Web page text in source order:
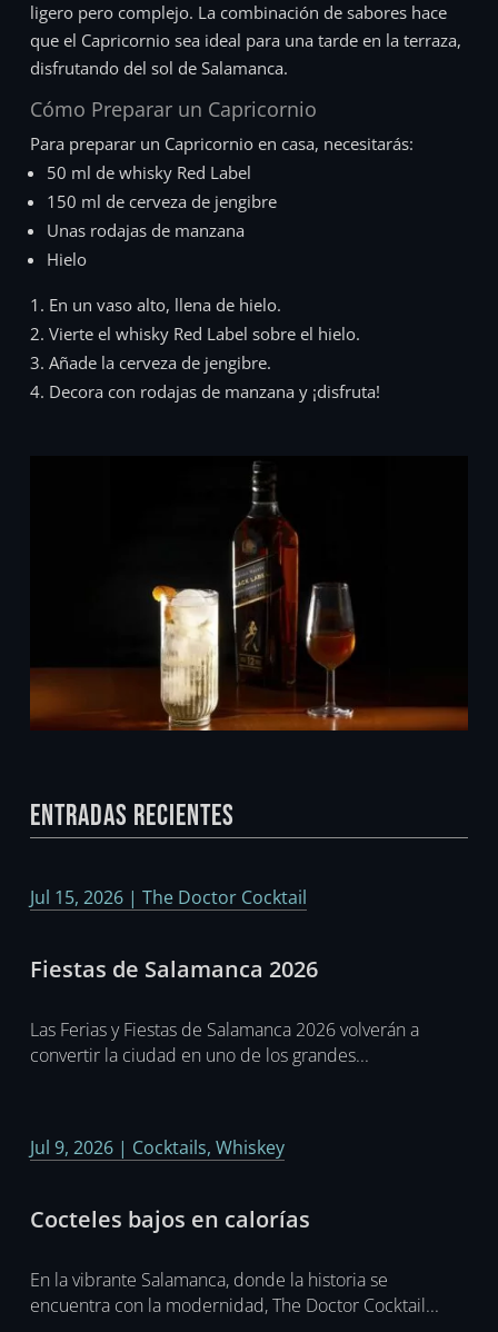
ligero pero complejo. La combinación de sabores hace
que el Capricornio sea ideal para una tarde en la terraza,
disfrutando del sol de Salamanca.
Cómo Preparar un Capricornio
Para preparar un Capricornio en casa, necesitarás:
50 ml de whisky Red Label
150 ml de cerveza de jengibre
Unas rodajas de manzana
Hielo
En un vaso alto, llena de hielo.
Vierte el whisky Red Label sobre el hielo.
Añade la cerveza de jengibre.
Decora con rodajas de manzana y ¡disfruta!
ENTRADAS RECIENTES
Jul 15, 2026 | The Doctor Cocktail
Fiestas de Salamanca 2026
Las Ferias y Fiestas de Salamanca 2026 volverán a
convertir la ciudad en uno de los grandes...
Jul 9, 2026 | Cocktails, Whiskey
Cocteles bajos en calorías
En la vibrante Salamanca, donde la historia se
encuentra con la modernidad, The Doctor Cocktail...